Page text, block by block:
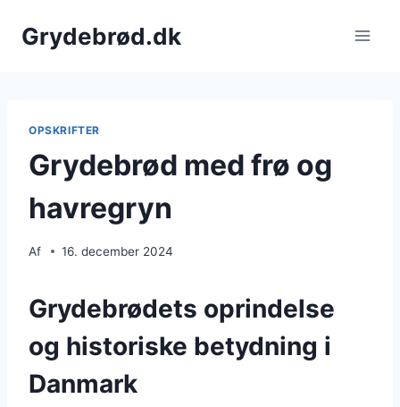
Grydebrød.dk
OPSKRIFTER
Grydebrød med frø og
havregryn
Af 16. december 2024
Grydebrødets oprindelse
og historiske betydning i
Danmark